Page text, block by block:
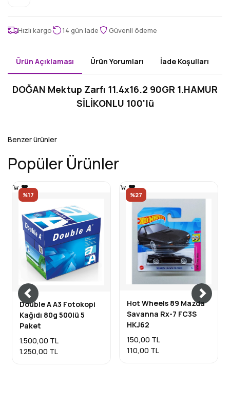
Hızlı kargo 14 gün iade Güvenli ödeme
Ürün Açıklaması Ürün Yorumları İade Koşulları
DOĞAN Mektup Zarfı 11.4x16.2 90GR 1.HAMUR
SİLİKONLU 100'lü
Benzer ürünler
Popüler Ürünler
%17
Double A A3 Fotokopi
Kağıdı 80g 500lü 5
Paket
1.500,00 TL
1.250,00 TL
%27
Hot Wheels 89 Mazda
Savanna Rx-7 FC3S
HKJ62
150,00 TL
110,00 TL